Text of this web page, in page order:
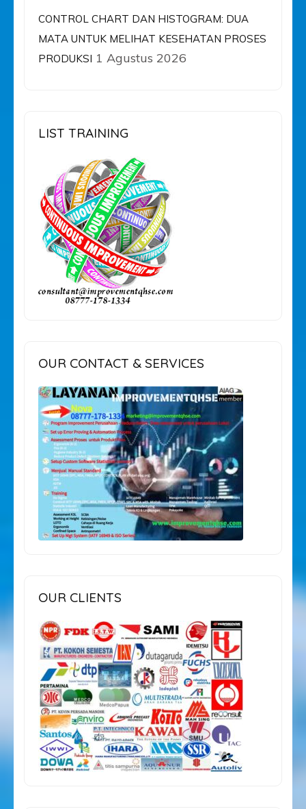
CONTROL CHART DAN HISTOGRAM: DUA
MATA UNTUK MELIHAT KESEHATAN PROSES
PRODUKSI 1 Agustus 2026
LIST TRAINING
OUR CONTACT & SERVICES
OUR CLIENTS